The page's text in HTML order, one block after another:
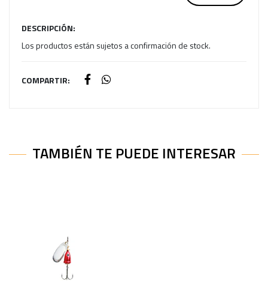
DESCRIPCIÓN:
Los productos están sujetos a confirmación de stock.
COMPARTIR:
TAMBIÉN TE PUEDE INTERESAR